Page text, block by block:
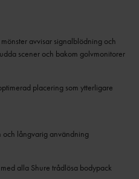
avvisar signalblödning och
scener och bakom golvmonitorer
placering som ytterligare
och långvarig användning
alla Shure trådlösa bodypack